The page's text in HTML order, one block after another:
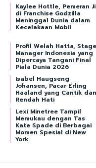
Kaylee Hottle, Pemeran
di Franchise Godzilla
Meninggal Dunia dalam
Kecelakaan Mobil
Profil Welah Hatta, Stage
Manager Indonesia yang
Dipercaya Tangani Final
Piala Dunia 2026
Isabel Haugseng
Johansen, Pacar Erling
Haaland yang Cantik dan
Rendah Hati
Lexi Minetree Tampil
Memukau dengan Tas
Kate Spade di Berbagai
Momen Spesial di New
York